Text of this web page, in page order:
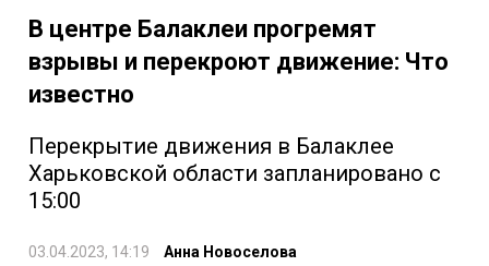
В центре Балаклеи прогремят
взрывы и перекроют движение: Что
известно
Перекрытие движения в Балаклее
Харьковской области запланировано с
15:00
03.04.2023, 14:19 Анна Новоселова